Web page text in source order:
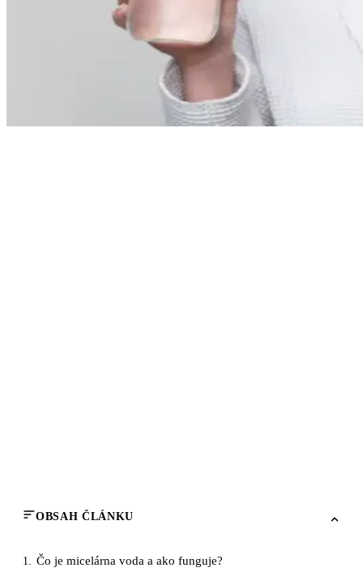
OBSAH ČLÁNKU
1. Čo je micelárna voda a ako funguje?